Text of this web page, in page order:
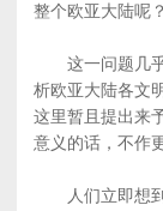
整个欧亚大陆呢？
这一问题几乎
析欧亚大陆各文
这里暂且提出来
意义的话，不作
人们立即想到